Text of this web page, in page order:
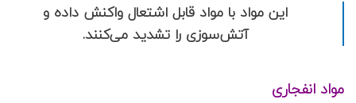
این مواد با مواد قابل اشتعال واکنش داده و
آتش‌سوزی را تشدید می‌کنند.
مواد انفجاری